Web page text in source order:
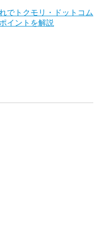
でトクモリ・ドットコム
イントを解説